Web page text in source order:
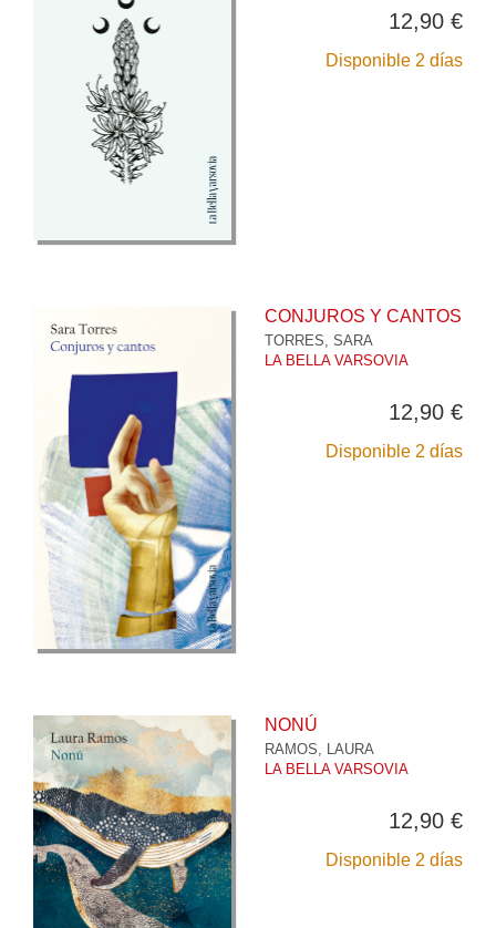
12,90 €
Disponible 2 días
CONJUROS Y CANTOS
TORRES, SARA
LA BELLA VARSOVIA
12,90 €
Disponible 2 días
NONÚ
RAMOS, LAURA
LA BELLA VARSOVIA
12,90 €
Disponible 2 días